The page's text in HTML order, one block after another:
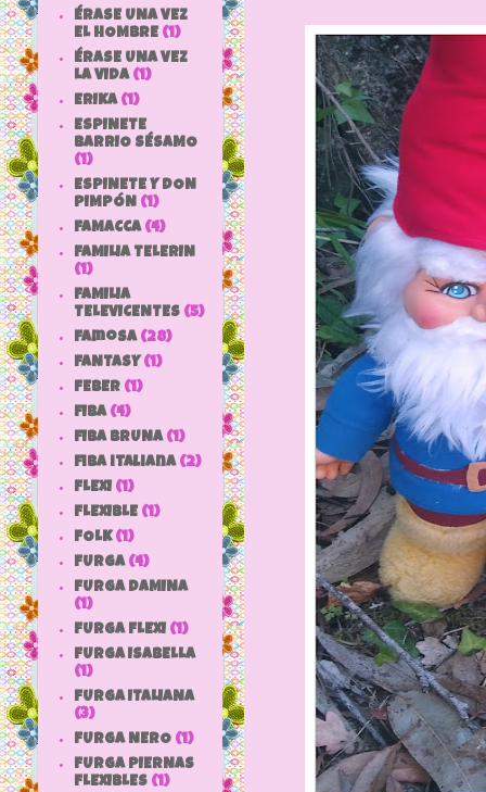
ÉRASE UNA VEZ
EL HOMBRE (1)
ÉRASE UNA VEZ
LA VIDA (1)
ERIKA (1)
ESPINETE
BARRIO SÉSAMO
(1)
ESPINETE Y DON
PIMPÓN (1)
FAMACCA (4)
FAMILIA TELERIN
(1)
FAMILIA
TELEVICENTES (5)
Famosa (28)
FANTASY (1)
FEBER (1)
FIBA (4)
FIBA BRUNA (1)
fiba italiana (2)
FLEXI (1)
FLEXIBLE (1)
FOLK (1)
FURGA (4)
FURGA DAMINA
(1)
FURGA FLEXI (1)
FURGA ISABELLA
(1)
FURGA ITALIANA
(3)
FURGA NERO (1)
FURGA PIERNAS
FLEXIBLES (1)